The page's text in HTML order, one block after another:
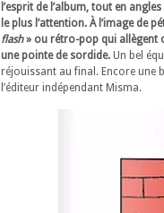
l’esprit de l’album, tout en
le plus l’attention. À l’image de
flash» ou rétro-pop qui allègent
une pointe de sordide. Un bel
réjouissant au final. Encore une
l’éditeur indépendant Misma.